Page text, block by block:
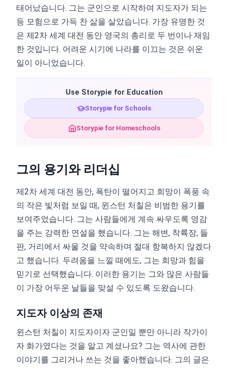
태어났습니다. 그는 군인으로 시작하여 지도자가 되는
등 모험으로 가득 찬 삶을 살았습니다. 가장 유명한 것
은 제2차 세계 대전 동안 영국의 총리로 두 번이나 재임
한 것입니다. 어려운 시기에 나라를 이끄는 것은 쉬운
일이 아니었습니다.
Use Storypie for Education
Storypie for Schools
Storypie for Homeschools
그의 용기와 리더십
제2차 세계 대전 동안, 폭탄이 떨어지고 희망이 폭풍 속
의 작은 빛처럼 보일 때, 윈스턴 처칠은 비범한 용기를
보여주었습니다. 그는 사람들에게 계속 싸우도록 영감
을 주는 강력한 연설을 했습니다. 그는 해변, 착륙장, 들
판, 거리에서 싸울 것을 약속하며 절대 항복하지 않겠다
고 했습니다. 두려움을 느낄 때에도, 그는 희망과 힘을
믿기로 선택했습니다. 이러한 용기는 그와 많은 사람들
이 가장 어두운 날들을 맞설 수 있도록 도왔습니다.
지도자 이상의 존재
윈스턴 처칠이 지도자이자 군인일 뿐만 아니라 작가이
자 화가였다는 것을 알고 계셨나요? 그는 역사에 관한
이야기를 그리거나 쓰는 것을 좋아했습니다. 그의 글은